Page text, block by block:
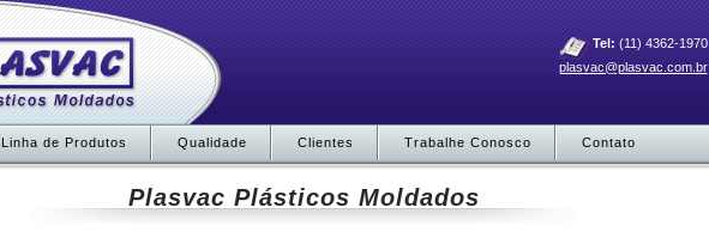
Tel:(11) 4362-1970
plasvac@plasvac.com.br
Linha de Produtos Qualidade Clientes Trabalhe Conosco Contato
Plasvac Plásticos Moldados